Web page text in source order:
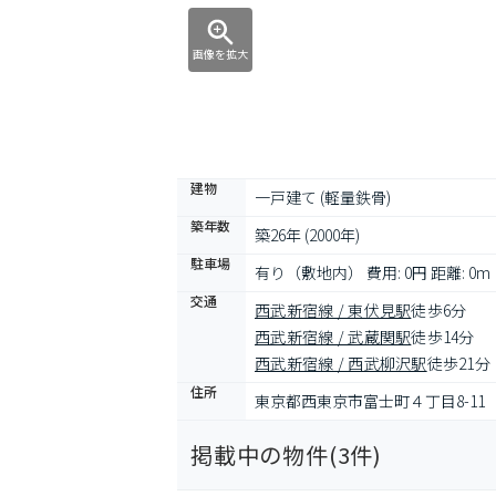
画像を拡大
建物 一戸建て (軽量鉄骨)
築年数 築26年 (2000年)
駐車場 有り（敷地内） 費用: 0円 距離: 0m
交通 西武新宿線 / 東伏見駅徒歩6分
西武新宿線 / 武蔵関駅徒歩14分
西武新宿線 / 西武柳沢駅徒歩21分
住所 東京都西東京市富士町４丁目8-11
掲載中の物件(3件)